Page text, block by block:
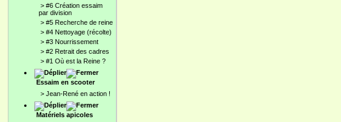
> #6 Création essaim
par division
> #5 Recherche de reine
> #4 Nettoyage (récolte)
> #3 Nourrissement
> #2 Retrait des cadres
> #1 Où est la Reine ?
Essaim en scooter
> Jean-René en action !
Matériels apicoles